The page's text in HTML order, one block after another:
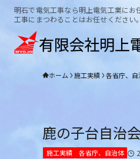
明石で電気工事なら明上電気工業に
工事にまつわることはお任せください
ホーム 施工実績 各省庁、自
鹿の子台自治
施工実績 各省庁、自治体